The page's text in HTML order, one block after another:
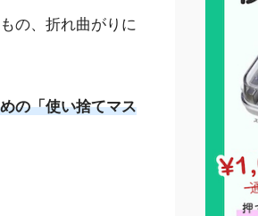
の、折れ曲がりに
の「使い捨てマス